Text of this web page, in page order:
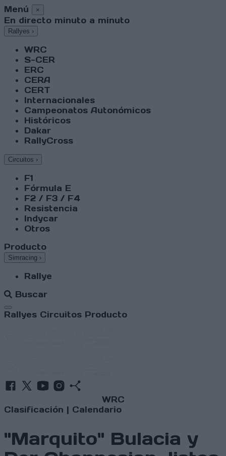
Menú ×
En directo minuto a minuto
Rallyes ›
WRC
S-CER
ERC
CERA
CERT
Internacionales
Campeonatos Autonómicos
Históricos
Dakar
RallyCross
Circuitos ›
F1
Fórmula E
F2 / F3 / F4
Resistencia
Indycar
Otros
Producto
Simracing ›
Rallye
Buscar
Abrir menú
Rallyes Circuitos Producto
WRC
Clasificación | Calendario
"Marquito" Bulacia y